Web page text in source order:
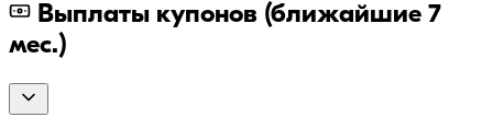
Выплаты купонов (ближайшие 7
мес.)